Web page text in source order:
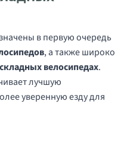
в первую очередь
, а также широко
велосипедах.
лучшую
уверенную езду для